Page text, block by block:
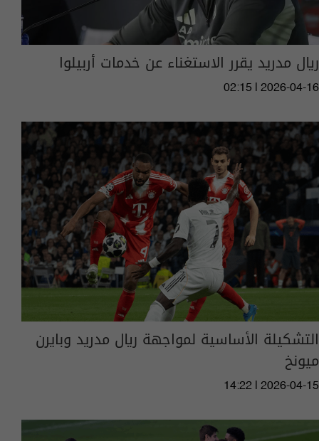
ريال مدريد يقرر الاستغناء عن خدمات أربيلوا
02:15 | 2026-04-16
التشكيلة الأساسية لمواجهة ريال مدريد وبايرن
ميونخ
14:22 | 2026-04-15